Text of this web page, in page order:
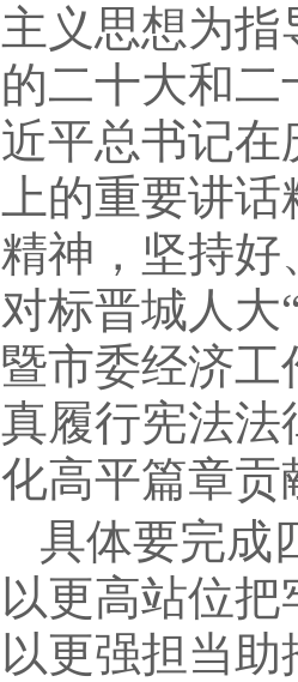
主义思想为
的二十大和
近平总书记在
上的重要讲
精神，坚持好
对标晋城人大
暨市委经济工
真履行宪法法
化高平篇章贡
具体要完成
以更高站位
以更强担当